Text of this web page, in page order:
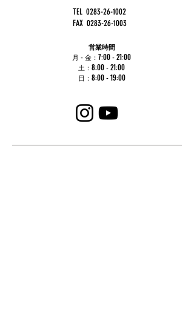
TEL 0283-26-1002
FAX 0283-26-1003
営業時間
月 - 金：7:00 - 21:00
土：8:00 - 21:00
​日：8:00 - 19:00